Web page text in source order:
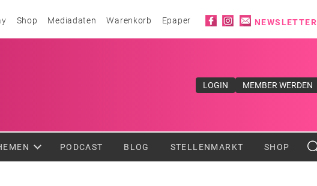
Shop Mediadaten Warenkorb Epaper Social iconsNEWSLETTER
LOGIN MEMBER WERDEN
PODCAST BLOG STELLENMARKT SHOP